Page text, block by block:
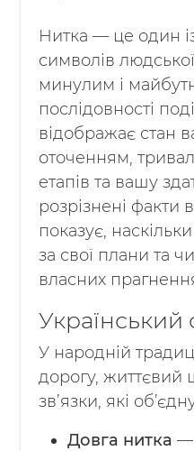
Нитка — це один
символів
минулим і
послідовності
відображає стан
оточенням,
етапів та вашу
розрізнені факти
показує,
за свої плани та
власних
Український
У народній
дорогу, життєвий
зв’язки, які
Довга нитка —